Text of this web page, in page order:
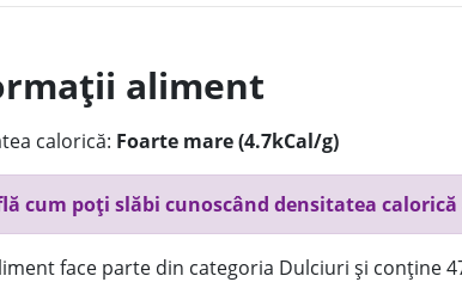
aliment
calorică: Foarte mare (4.7kCal/g)
cum poți slăbi cunoscând densitatea
face parte din categoria Dulciuri și conține